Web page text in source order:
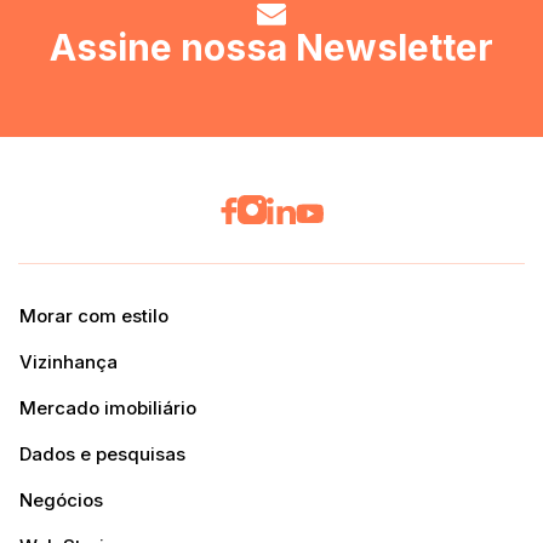
Assine nossa Newsletter
Morar com estilo
Vizinhança
Mercado imobiliário
Dados e pesquisas
Negócios